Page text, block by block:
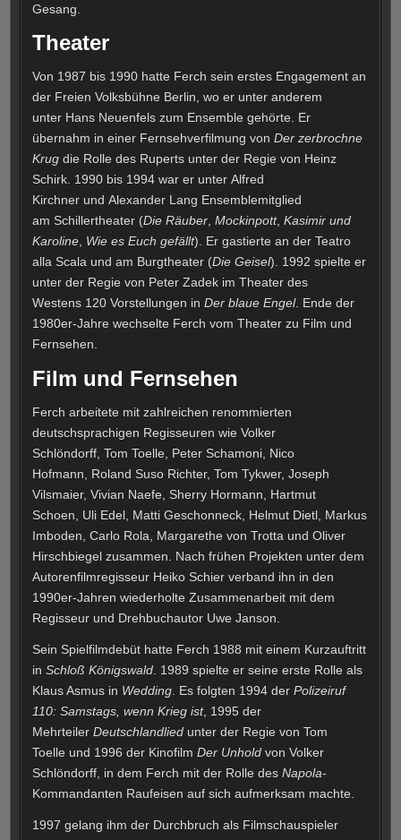
Gesang.
Theater
Von 1987 bis 1990 hatte Ferch sein erstes Engagement an
der Freien Volksbühne Berlin, wo er unter anderem
unter Hans Neuenfels zum Ensemble gehörte. Er
übernahm in einer Fernsehverfilmung vonDer zerbrochne
Krug die Rolle des Ruperts unter der Regie von Heinz
Schirk. 1990 bis 1994 war er unter Alfred
Kirchner und Alexander Lang Ensemblemitglied
am Schillertheater (Die Räuber,Mockinpott,Kasimir und
Karoline, Wie es Euch gefällt). Er gastierte an der Teatro
alla Scala und am Burgtheater (Die Geisel). 1992 spielte er
unter der Regie von Peter Zadek im Theater des
Westens 120 Vorstellungen inDer blaue Engel. Ende der
1980er-Jahre wechselte Ferch vom Theater zu Film und
Fernsehen.
Film und Fernsehen
Ferch arbeitete mit zahlreichen renommierten
deutschsprachigen Regisseuren wie Volker
Schlöndorff, Tom Toelle, Peter Schamoni, Nico
Hofmann, Roland Suso Richter, Tom Tykwer, Joseph
Vilsmaier, Vivian Naefe, Sherry Hormann, Hartmut
Schoen, Uli Edel, Matti Geschonneck, Helmut Dietl, Markus
Imboden, Carlo Rola, Margarethe von Trotta und Oliver
Hirschbiegel zusammen. Nach frühen Projekten unter dem
Autorenfilmregisseur Heiko Schier verband ihn in den
1990er-Jahren wiederholte Zusammenarbeit mit dem
Regisseur und Drehbuchautor Uwe Janson.
Sein Spielfilmdebüt hatte Ferch 1988 mit einem Kurzauftritt
inSchloß Königswald. 1989 spielte er seine erste Rolle als
Klaus Asmus in Wedding. Es folgten 1994 derPolizeiruf
110: Samstags, wenn Krieg ist, 1995 der
MehrteilerDeutschlandlied unter der Regie von Tom
Toelle und 1996 der KinofilmDer Unhold von Volker
Schlöndorff, in dem Ferch mit der Rolle desNapola-
Kommandanten Raufeisen auf sich aufmerksam machte.
1997 gelang ihm der Durchbruch als Filmschauspieler